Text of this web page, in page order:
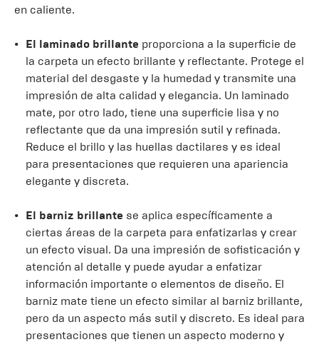
en caliente.
El laminado brillante proporciona a la superficie de
la carpeta un efecto brillante y reflectante. Protege el
material del desgaste y la humedad y transmite una
impresión de alta calidad y elegancia. Un laminado
mate, por otro lado, tiene una superficie lisa y no
reflectante que da una impresión sutil y refinada.
Reduce el brillo y las huellas dactilares y es ideal
para presentaciones que requieren una apariencia
elegante y discreta.
El barniz brillante se aplica específicamente a
ciertas áreas de la carpeta para enfatizarlas y crear
un efecto visual. Da una impresión de sofisticación y
atención al detalle y puede ayudar a enfatizar
información importante o elementos de diseño. El
barniz mate tiene un efecto similar al barniz brillante,
pero da un aspecto más sutil y discreto. Es ideal para
presentaciones que tienen un aspecto moderno y